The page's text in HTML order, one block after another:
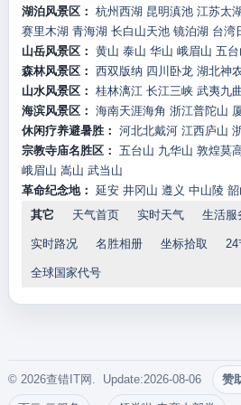
湖泊风景区： 杭州西湖 昆明滇池 江苏太
赛里木湖 青海湖 长白山天池 镜泊湖 台湾
山岳风景区： 黄山 泰山 华山 峨眉山 五台
森林风景区： 西双版纳 四川卧龙 湖北神
山水风景区： 桂林漓江 长江三峡 武夷九
海滨风景区： 海南天涯海角 浙江普陀山
休闲疗养避暑胜： 河北北戴河 江西庐山
宗教寺庙名胜区： 五台山 九华山 敦煌莫
峨眉山 嵩山 武当山
革命纪念地： 延安 井冈山 遵义 中山陵 韶
其它
天气首页 实时天气 生活服
实时路况 名胜相册 坐标拾取 24
全球国家代号
© 2026查错IT网. Update:2026-08-06 赞